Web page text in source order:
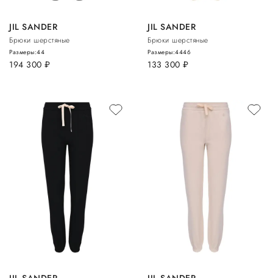
JIL SANDER
Брюки шерстяные
194 300 руб.
Размеры:44
JIL SANDER
Брюки шерстяные
133 300 руб.
Размеры:4446